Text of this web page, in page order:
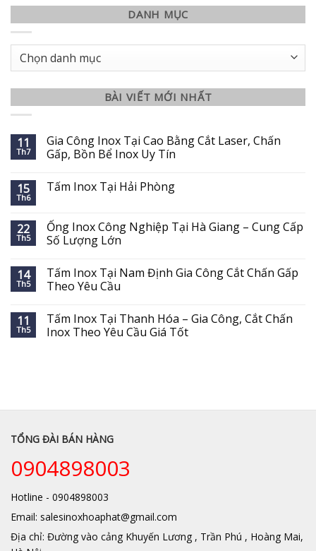
DANH MỤC
Danh
mục
BÀI VIẾT MỚI NHẤT
11
Th7
Gia Công Inox Tại Cao Bằng Cắt Laser, Chấn
Gấp, Bồn Bể Inox Uy Tín
15
Th6
Tấm Inox Tại Hải Phòng
22
Th5
Ống Inox Công Nghiệp Tại Hà Giang – Cung Cấp
Số Lượng Lớn
14
Th5
Tấm Inox Tại Nam Định Gia Công Cắt Chấn Gấp
Theo Yêu Cầu
11
Th5
Tấm Inox Tại Thanh Hóa – Gia Công, Cắt Chấn
Inox Theo Yêu Cầu Giá Tốt
TỔNG ĐÀI BÁN HÀNG
0904898003
Hotline - 0904898003
Email: salesinoxhoaphat@gmail.com
Địa chỉ: Đường vào cảng Khuyến Lương , Trần Phú , Hoàng Mai,